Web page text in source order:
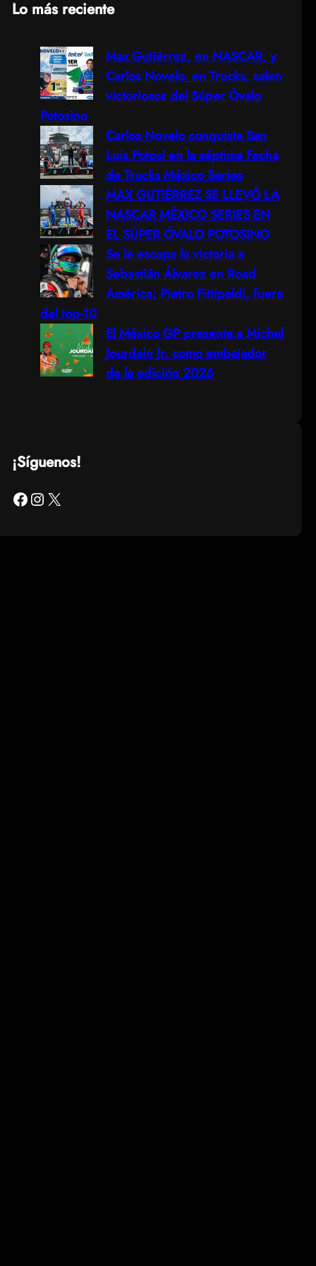
Lo más reciente
Max Gutiérrez, en NASCAR, y
Carlos Novelo, en Trucks, salen
victoriosos del Súper Óvalo
Potosino
Carlos Novelo conquista San
Luis Potosí en la séptima Fecha
de Trucks México Series
MAX GUTIÉRREZ SE LLEVÓ LA
NASCAR MÉXICO SERIES EN
EL SÚPER ÓVALO POTOSINO
Se le escapa la victoria a
Sebastián Álvarez en Road
América; Pietro Fittipaldi, fuera
del top-10
El México GP presenta a Michel
Jourdain Jr. como embajador
de la edición 2026
¡Síguenos!
Facebook Instagram X